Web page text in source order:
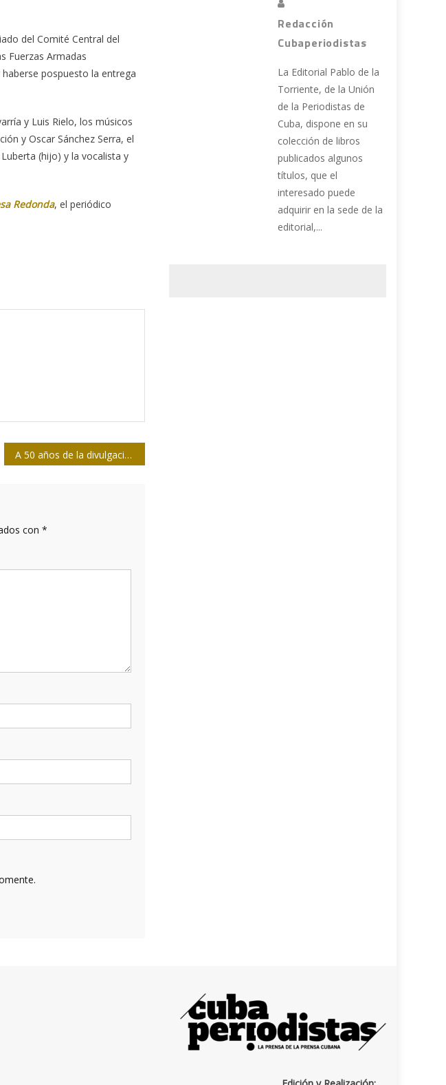
del Comité Central del
Fuerzas Armadas
pospuesto la entrega
y Luis Rielo, los músicos
y Oscar Sánchez Serra, el
(hijo) y la vocalista y
Redonda, el periódico
A 50 años de la divulgación de los Papeles del Pentágono
con *
Redacción
Cubaperiodistas
La Editorial Pablo de la
Torriente, de la Unión
de la Periodistas de
Cuba, dispone en su
colección de libros
publicados algunos
títulos, que el
interesado puede
adquirir en la sede de la
editorial,...